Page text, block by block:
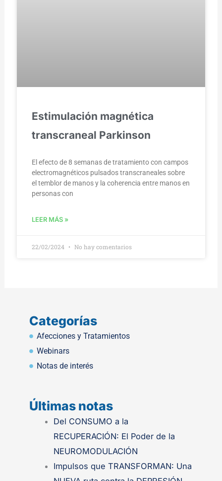
Estimulación magnética
transcraneal Parkinson
El efecto de 8 semanas de tratamiento con campos
electromagnéticos pulsados transcraneales sobre
el temblor de manos y la coherencia entre manos en
personas con
LEER MÁS »
22/02/2024 No hay comentarios
Categorías
Afecciones y Tratamientos
Webinars
Notas de interés
Últimas notas
.
Del CONSUMO a la
RECUPERACIÓN: El Poder de la
NEUROMODULACIÓN
Impulsos que TRANSFORMAN: Una